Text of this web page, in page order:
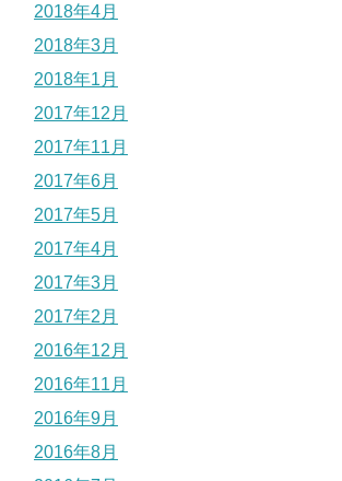
2018年4月
2018年3月
2018年1月
2017年12月
2017年11月
2017年6月
2017年5月
2017年4月
2017年3月
2017年2月
2016年12月
2016年11月
2016年9月
2016年8月